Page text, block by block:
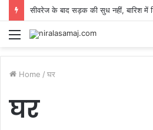
सीवरेज के बाद सड़क की सुध नहीं, बारिश
Menu
Home / घर
घर